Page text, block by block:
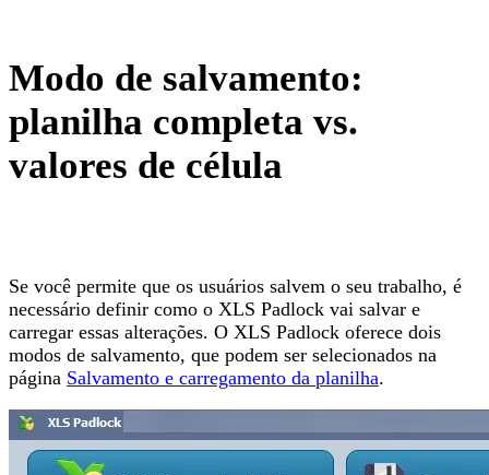
Modo de salvamento:
planilha completa vs.
valores de célula
Se você permite que os usuários salvem o seu trabalho, é
necessário definir como o XLS Padlock vai salvar e
carregar essas alterações. O XLS Padlock oferece dois
modos de salvamento, que podem ser selecionados na
página Salvamento e carregamento da planilha.